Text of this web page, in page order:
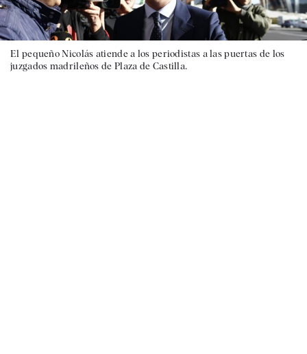
El pequeño Nicolás atiende a los periodistas a las puertas de los
juzgados madrileños de Plaza de Castilla.